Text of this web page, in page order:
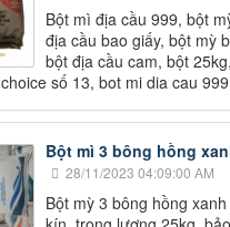
Bột mì địa cầu 999, bột
địa cầu bao giấy, bột mỳ
bột địa cầu cam, bột
số 13, bot mi dia cau
Bột mì 3 bông hồng
28/11/2023 04:09:00 AM
Bột mỳ 3 bông hồng